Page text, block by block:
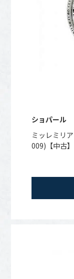
ショパール
ミッレミリ
009)【中古】